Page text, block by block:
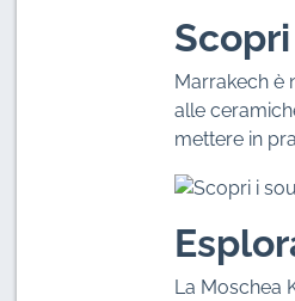
Marrakech è
alle
mettere in
La Moschea